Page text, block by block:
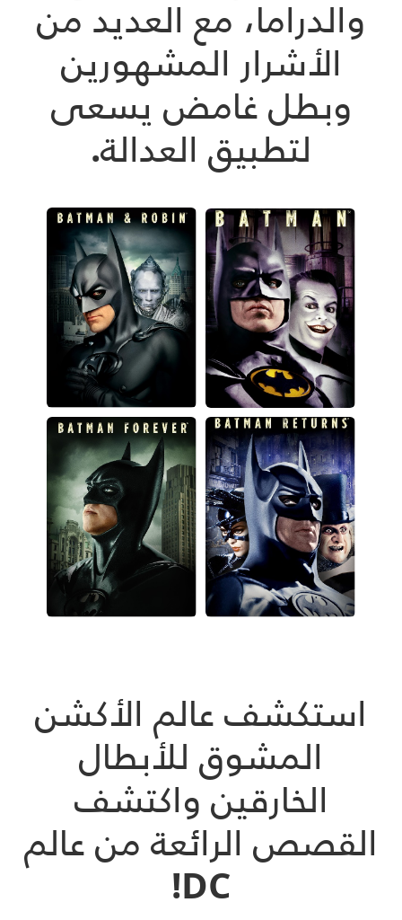
والدراما، مع العديد من
الأشرار المشهورين
وبطل غامض يسعى
لتطبيق العدالة.
استكشف عالم الأكشن
المشوق للأبطال
الخارقين واكتشف
القصص الرائعة من عالم
DC!